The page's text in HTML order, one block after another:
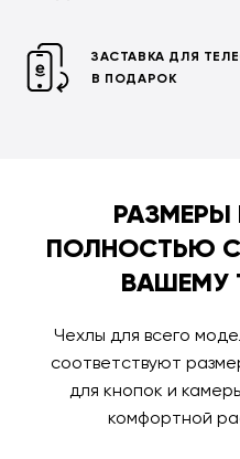
ЗАСТАВКА ДЛЯ
В ПОДАРОК
РАЗМЕРЫ
ПОЛНОСТЬЮ
ВАШЕМУ
Чехлы для всего
соответствуют
для кнопок и
комфортной